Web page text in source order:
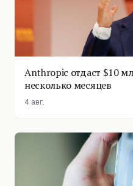
Anthropic отдаст $10
несколько месяцев
4 авг.